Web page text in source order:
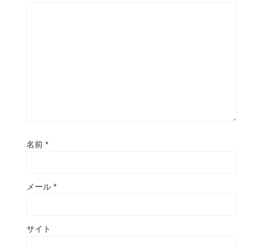
名前 *
メール *
サイト